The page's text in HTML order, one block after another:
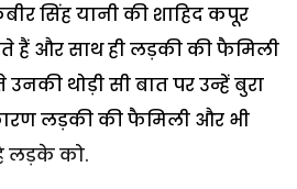
सिंह यानी की शाहिद कपूर
हैं और साथ ही लड़की की फैमिली
थोड़ी सी बात पर उन्हें बुरा
लड़की की फैमिली और भी
लड़के को.